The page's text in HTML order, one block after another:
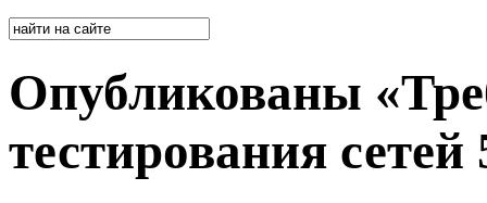
Опубликованы
тестирования сетей